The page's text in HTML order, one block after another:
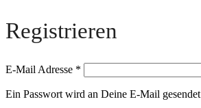
Registrieren
E-Mail Adresse *
Ein Passwort wird an Deine E-Mail gesendet